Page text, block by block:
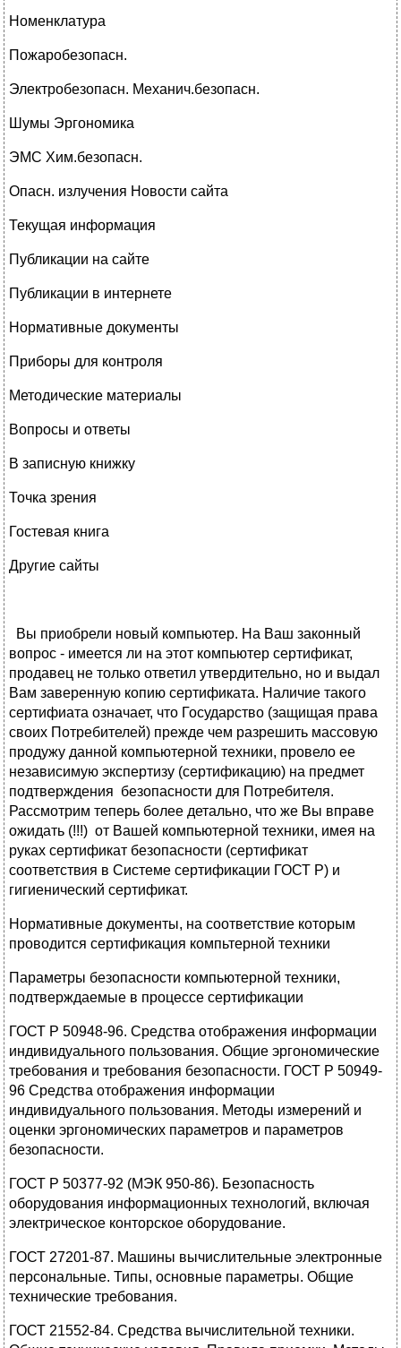
Номенклатура
Пожаробезопасн.
Электробезопасн. Механич.безопасн.
Шумы Эргономика
ЭМС Хим.безопасн.
Опасн. излучения Новости сайта
Текущая информация
Публикации на сайте
Публикации в интернете
Нормативные документы
Приборы для контроля
Методические материалы
Вопросы и ответы
В записную книжку
Точка зрения
Гостевая книга
Другие сайты
Вы приобрели новый компьютер. На Ваш законный
вопрос - имеется ли на этот компьютер сертификат,
продавец не только ответил утвердительно, но и выдал
Вам заверенную копию сертификата. Наличие такого
сертифиата означает, что Государство (защищая права
своих Потребителей) прежде чем разрешить массовую
продужу данной компьютерной техники, провело ее
независимую экспертизу (сертификацию) на предмет
подтверждения безопасности для Потребителя.
Рассмотрим теперь более детально, что же Вы вправе
ожидать (!!!) от Вашей компьютерной техники, имея на
руках сертификат безопасности (сертификат
соответствия в Системе сертификации ГОСТ Р) и
гигиенический сертификат.
Нормативные документы, на соответствие которым
проводится сертификация компьтерной техники
Параметры безопасности компьютерной техники,
подтверждаемые в процессе сертификации
ГОСТ Р 50948-96. Средства отображения информации
индивидуального пользования. Общие эргономические
требования и требования безопасности. ГОСТ Р 50949-
96 Средства отображения информации
индивидуального пользования. Методы измерений и
оценки эргономических параметров и параметров
безопасности.
ГОСТ Р 50377-92 (МЭК 950-86). Безопасность
оборудования информационных технологий, включая
электрическое конторское оборудование.
ГОСТ 27201-87. Машины вычислительные электронные
персональные. Типы, основные параметры. Общие
технические требования.
ГОСТ 21552-84. Средства вычислительной техники.